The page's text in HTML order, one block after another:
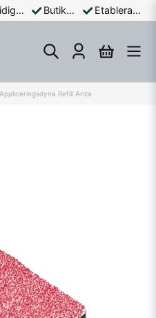
Butik och Online Etablerad Sedan 1965
Appliceringsdyna Refill Anza